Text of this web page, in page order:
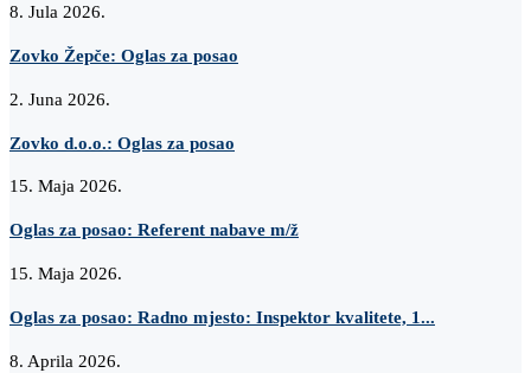
8. Jula 2026.
Zovko Žepče: Oglas za posao
2. Juna 2026.
Zovko d.o.o.: Oglas za posao
15. Maja 2026.
Oglas za posao: Referent nabave m/ž
15. Maja 2026.
Oglas za posao: Radno mjesto: Inspektor kvalitete, 1...
8. Aprila 2026.